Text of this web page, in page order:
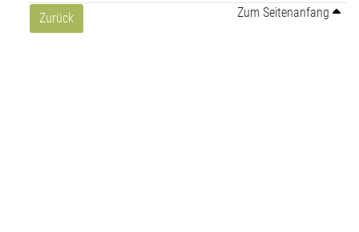
Zurück Zum Seitenanfang